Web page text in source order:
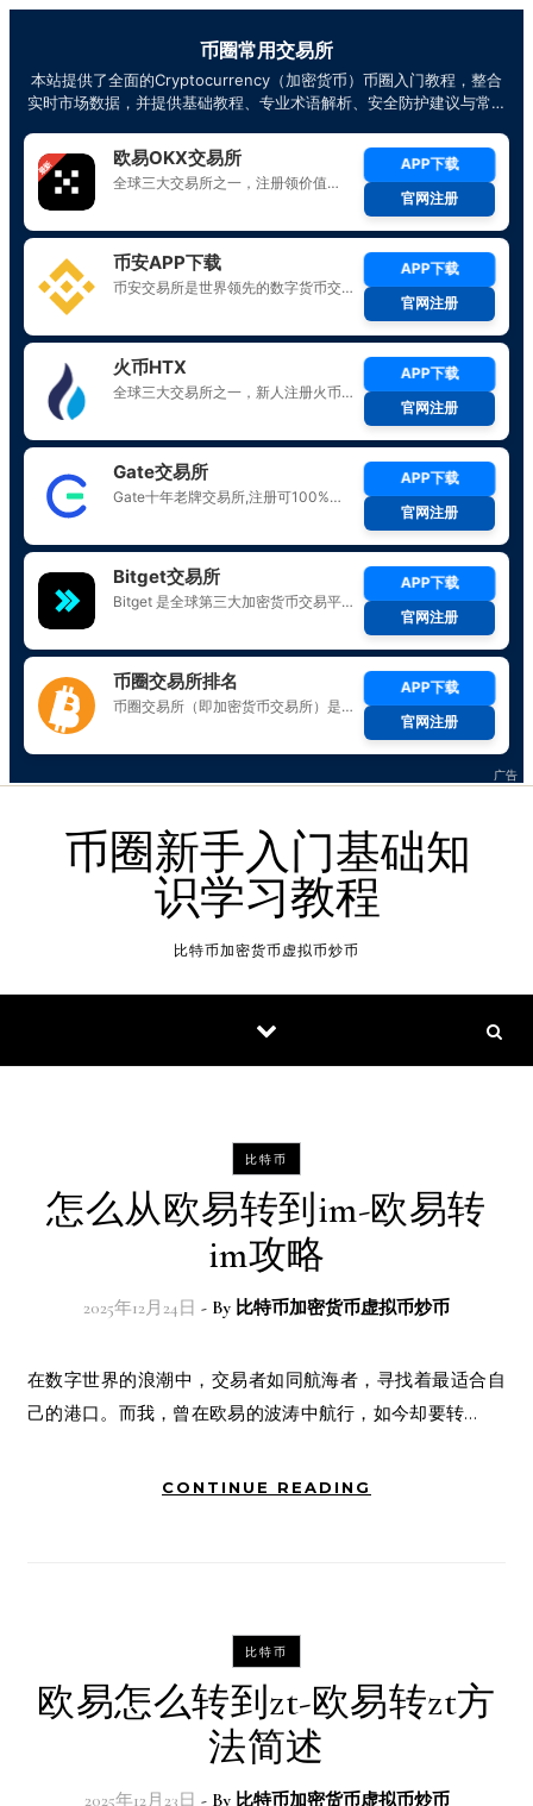
币圈新手入门基础知
识学习教程
比特币加密货币虚拟币炒币
比特币
怎么从欧易转到im-欧易转
im攻略
2025年12月24日 - By 比特币加密货币虚拟币炒币
在数字世界的浪潮中，交易者如同航海者，寻找着最适合自
己的港口。而我，曾在欧易的波涛中航行，如今却要转…
CONTINUE READING
比特币
欧易怎么转到zt-欧易转zt方
法简述
2025年12月23日 - By 比特币加密货币虚拟币炒币